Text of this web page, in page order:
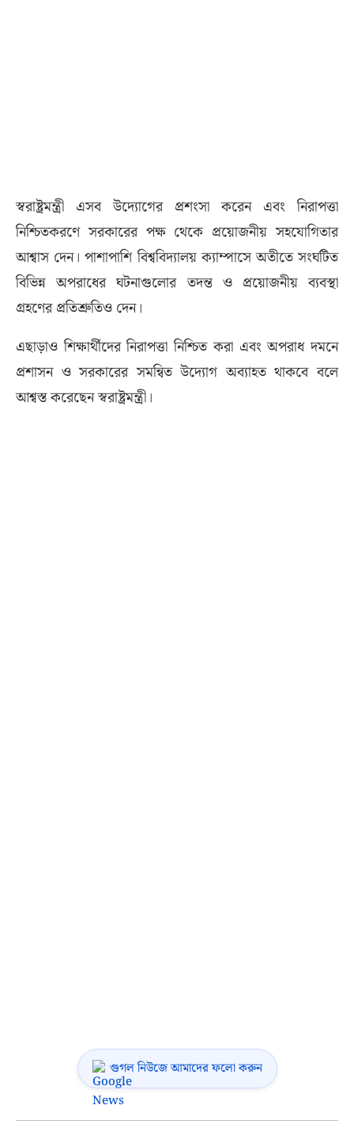
স্বরাষ্ট্রমন্ত্রী এসব উদ্যোগের প্রশংসা করেন এবং নিরাপত্তা
নিশ্চিতকরণে সরকারের পক্ষ থেকে প্রয়োজনীয় সহযোগিতার
আশ্বাস দেন। পাশাপাশি বিশ্ববিদ্যালয় ক্যাম্পাসে অতীতে সংঘটিত
বিভিন্ন অপরাধের ঘটনাগুলোর তদন্ত ও প্রয়োজনীয় ব্যবস্থা
গ্রহণের প্রতিশ্রুতিও দেন।
এছাড়াও শিক্ষার্থীদের নিরাপত্তা নিশ্চিত করা এবং অপরাধ দমনে
প্রশাসন ও সরকারের সমন্বিত উদ্যোগ অব্যাহত থাকবে বলে
আশ্বস্ত করেছেন স্বরাষ্ট্রমন্ত্রী।
গুগল নিউজে আমাদের ফলো করুন